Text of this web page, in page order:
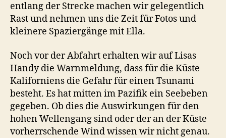
entlang der Strecke machen wir gelegentlich
Rast und nehmen uns die Zeit für Fotos und
kleinere Spaziergänge mit Ella.
Noch vor der Abfahrt erhalten wir auf Lisas
Handy die Warnmeldung, dass für die Küste
Kaliforniens die Gefahr für einen Tsunami
besteht. Es hat mitten im Pazifik ein Seebeben
gegeben. Ob dies die Auswirkungen für den
hohen Wellengang sind oder der an der Küste
vorherrschende Wind wissen wir nicht genau.